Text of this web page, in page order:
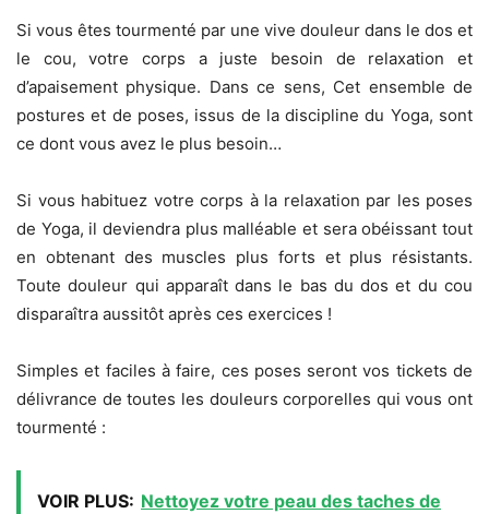
Si vous êtes tourmenté par une vive douleur dans le dos et
le cou, votre corps a juste besoin de relaxation et
d’apaisement physique. Dans ce sens, Cet ensemble de
postures et de poses, issus de la discipline du Yoga, sont
ce dont vous avez le plus besoin…
Si vous habituez votre corps à la relaxation par les poses
de Yoga, il deviendra plus malléable et sera obéissant tout
en obtenant des muscles plus forts et plus résistants.
Toute douleur qui apparaît dans le bas du dos et du cou
disparaîtra aussitôt après ces exercices !
Simples et faciles à faire, ces poses seront vos tickets de
délivrance de toutes les douleurs corporelles qui vous ont
tourmenté :
VOIR PLUS: Nettoyez votre peau des taches de